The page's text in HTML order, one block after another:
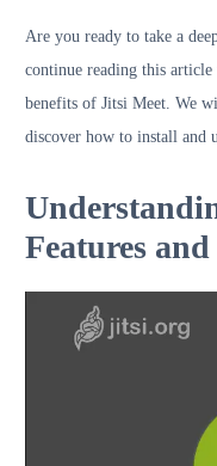
Are you ready to take a
continue reading this
benefits of Jitsi Meet. We
discover how to install and
Features